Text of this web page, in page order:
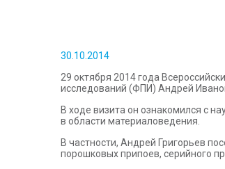
30.10.2014
29 октября 2014 года
исследований (ФПИ) Андрей
В ходе визита он ознакомился с
в области материаловедения.
В частности, Андрей Григорьев
порошковых припоев, серийного